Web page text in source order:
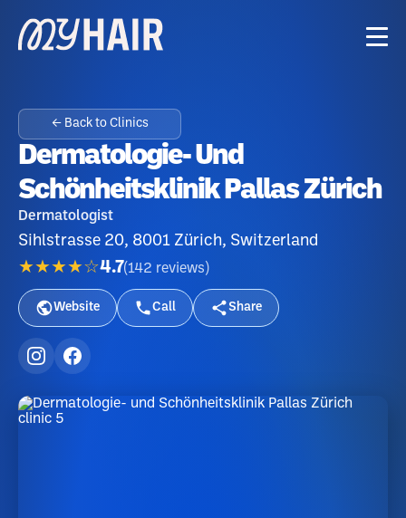
← Back to Clinics
Dermatologie- Und
Schönheitsklinik Pallas Zürich
Dermatologist
Sihlstrasse 20, 8001 Zürich, Switzerland
★★★★☆4.7(142 reviews )
Website Call Share